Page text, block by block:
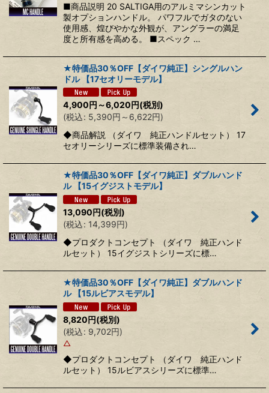
■商品説明 20 SALTIGA用のアルミマシンカット
製オプションハンドル。 パワフルでガタのない
使用感、煌びやかな外観が、アングラーの満足
度と所有感を高める。 ■スペック …
★特価品30％OFF【ダイワ純正】シングルハン
ドル 【17セオリーモデル】
4,900円 ～6,020円(税別)
(税込: 5,390円 ～6,622円)
◆商品解説 （ダイワ 純正ハンドルセット） 17
セオリーシリーズに標準装備され…
★特価品30％OFF【ダイワ純正】ダブルハンド
ル 【15イグジストモデル】
13,090円(税別)
(税込: 14,399円)
◆プロダクトコンセプト （ダイワ 純正ハンド
ルセット） 15イグジストシリーズに標…
★特価品30％OFF【ダイワ純正】ダブルハンド
ル 【15ルビアスモデル】
8,820円(税別)
(税込: 9,702円)
△
◆プロダクトコンセプト （ダイワ 純正ハンド
ルセット） 15ルビアスシリーズに標準…